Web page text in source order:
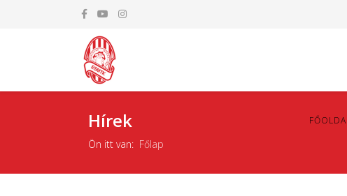
Hírek
Ön itt van: Főlap